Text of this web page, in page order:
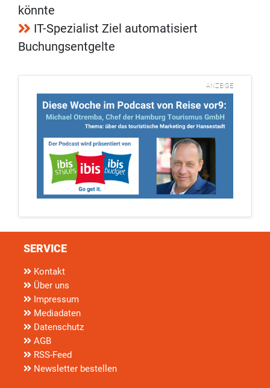
könnte
IT-Spezialist Ziel automatisiert
Buchungsentgelte
ANZEIGE
SERVICE
Kontakt
Über uns
Impressum
Mediadaten
Datenschutz
AGB
RSS-Feed
Newsletter bestellen